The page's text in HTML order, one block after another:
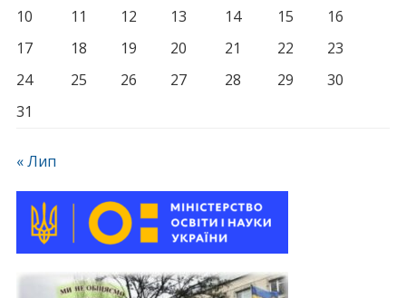
10 11 12 13 14 15
16
17
18 19 20 21 22
23
24
25 26 27 28 29
30
31
« Лип